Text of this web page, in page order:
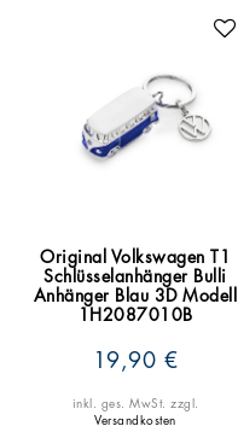
Original Volkswagen T1
Schlüsselanhänger Bulli
Anhänger Blau 3D Modell
1H2087010B
19,90 €
inkl. ges. MwSt. zzgl.
Versandkosten